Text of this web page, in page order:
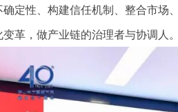
定性、构建信任机制、整合市
革，做产业链的治理者与协调人。